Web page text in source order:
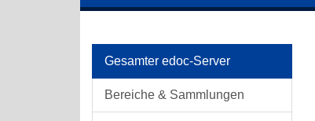
Gesamter edoc-Server
Bereiche & Sammlungen